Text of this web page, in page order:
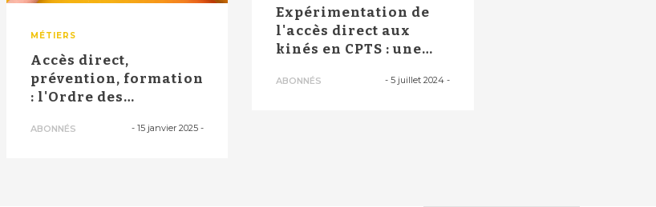
MÉTIERS
Accès direct,
prévention, formation
: l'Ordre des
prése...
ABONNÉS -15 janvier 2025 -
Expérimentation de
l'accès direct aux
kinés en CPTS : une
ABONNÉS - 5 juillet 2024 -